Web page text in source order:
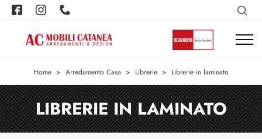
Home > Arredamento Casa > Librerie > Librerie in laminato
LIBRERIE IN LAMINATO